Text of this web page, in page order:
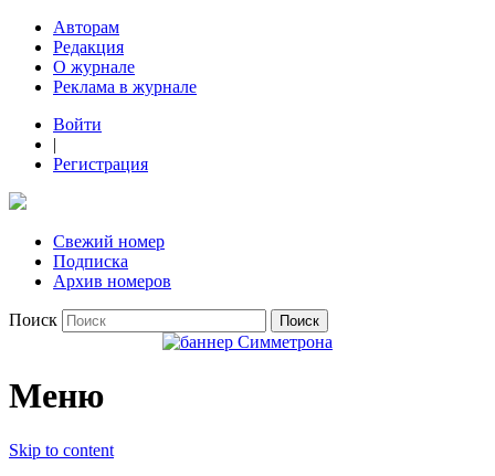
Авторам
Редакция
О журнале
Реклама в журнале
Войти
|
Регистрация
Свежий номер
Подписка
Архив номеров
Поиск
Меню
Skip to content